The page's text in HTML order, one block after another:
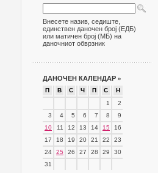
Внесете назив, седиште,
единствен даночен број (ЕДБ)
или матичен број (МБ) на
даночниот обврзник
ДАНОЧЕН КАЛЕНДАР »
П В С Ч П С
Н
1
2
3
4 5 6 7 8
9
10
11 12 13 14 15
16
17
18 19 20 21 22
23
24
25 26 27 28 29
30
31